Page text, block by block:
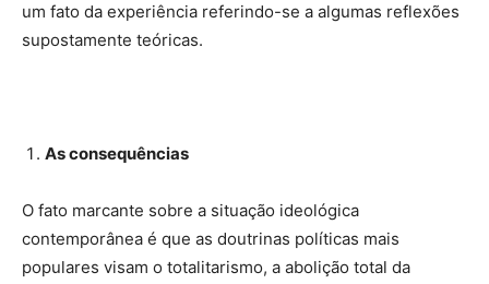
um fato da experiência referindo-se a algumas reflexões
supostamente teóricas.
As consequências
O fato marcante sobre a situação ideológica
contemporânea é que as doutrinas políticas mais
populares visam o totalitarismo, a abolição total da